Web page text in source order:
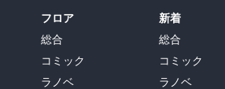
フロア
総合
コミック
ラノベ
新着
総合
コミック
ラノベ